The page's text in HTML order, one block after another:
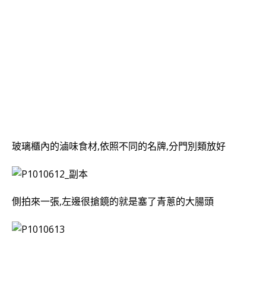
玻璃櫃內的滷味食材,依照不同的名牌,分門別類放好
側拍來一張,左邊很搶鏡的就是塞了青蔥的大腸頭